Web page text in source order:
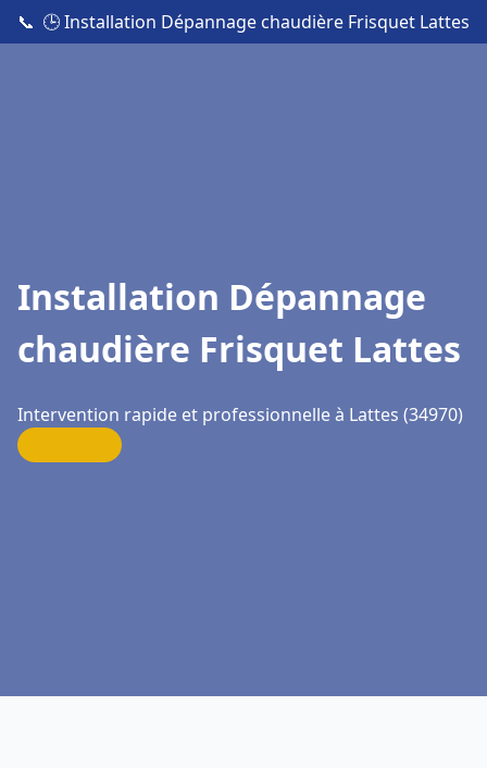
📞 🕒 Installation Dépannage chaudière Frisquet Lattes
Installation Dépannage
chaudière Frisquet Lattes
Intervention rapide et professionnelle à Lattes (34970)